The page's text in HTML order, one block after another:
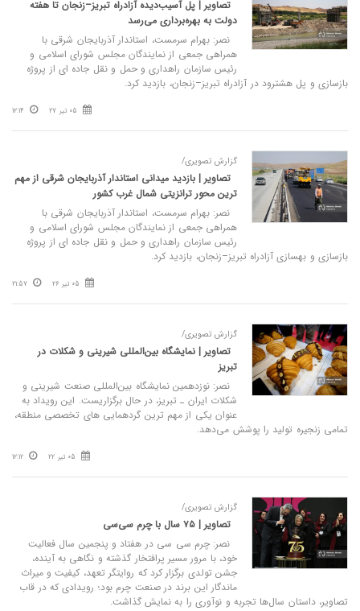
تصاویر | پل آسیب‌دیده آزادراه تبریز–زنجان تا هفته
دولت به بهره‌برداری می‌رسد‌
نصر: بهرام سرمست، استاندار آذربایجان شرقی با
همراهی جمعی از نمایندگان مجلس شورای اسلامی و
رئیس سازمان راهداری و حمل‌ و نقل جاده‌ ای از پروژه
بازسازی و پل هشترود در آزادراه تبریز–زنجان، بازدید کرد.
05 تیر 27 12:14
گزارش تصویری/
تصاویر | بازدید میدانی استاندار آذربایجان شرقی از مهم‌
ترین محور ترانزیتی شمال‌ غرب کشور
نصر: بهرام سرمست، استاندار آذربایجان شرقی با
همراهی جمعی از نمایندگان مجلس شورای اسلامی و
رئیس سازمان راهداری و حمل‌ و نقل جاده‌ ای از پروژه
بازسازی و بهسازی آزادراه تبریز–زنجان، بازدید کرد.
05 تیر 26 21:57
گزارش تصویری/
تصاویر | نمایشگاه بین‌المللی شیرینی و شکلات در
تبریز
نصر: نوزدهمین نمایشگاه بین‌المللی صنعت شیرینی و
شکلات ایران ـ تبریز، در حال برگزاریست. این رویداد به
عنوان یکی از مهم‌ ترین گردهمایی ‌های تخصصی منطقه،
تمامی زنجیره تولید را پوشش می‌دهد.
05 تیر 22 12:12
گزارش تصویری/
تصاویر | ۷۵ سال با چرم سی‌سی
نصر: چرم سی‌ سی در هفتاد و پنجمین سال فعالیت
خود، با مرور مسیر پرافتخار گذشته و نگاهی به آینده،
جشن تولدی برگزار کرد که روایتگر تعهد، کیفیت و میراث
ماندگار این برند در صنعت چرم بود؛ رویدادی که در قاب
تصاویر، داستان سال‌ها تجربه و نوآوری را به نمایش گذاشت.